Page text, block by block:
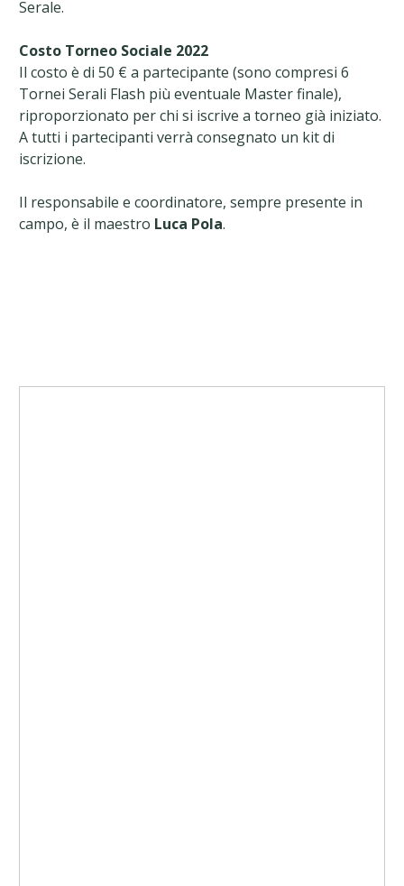
Serale.
Costo Torneo Sociale 2022
Il costo è di 50 € a partecipante (sono compresi 6
Tornei Serali Flash più eventuale Master finale),
riproporzionato per chi si iscrive a torneo già iniziato.
A tutti i partecipanti verrà consegnato un kit di
iscrizione.
Il responsabile e coordinatore, sempre presente in
campo, è il maestro Luca Pola.